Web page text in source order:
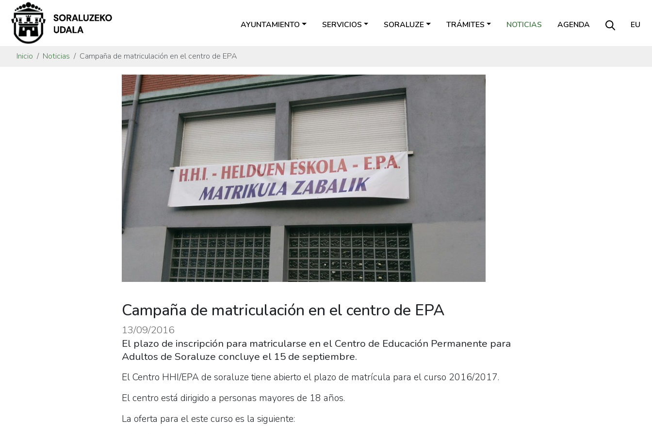
AYUNTAMIENTO SERVICIOS SORALUZE TRÁMITES NOTICIAS AGENDA EU
Inicio Noticias Campaña de matriculación en el centro de EPA
Campaña de matriculación en el centro de EPA
13/09/2016
El plazo de inscripción para matricularse en el Centro de Educación Permanente para
Adultos de Soraluze concluye el 15 de septiembre.
El Centro HHI/EPA de soraluze tiene abierto el plazo de matrícula para el curso 2016/2017.
El centro está dirigido a personas mayores de 18 años.
La oferta para el este curso es la siguiente: